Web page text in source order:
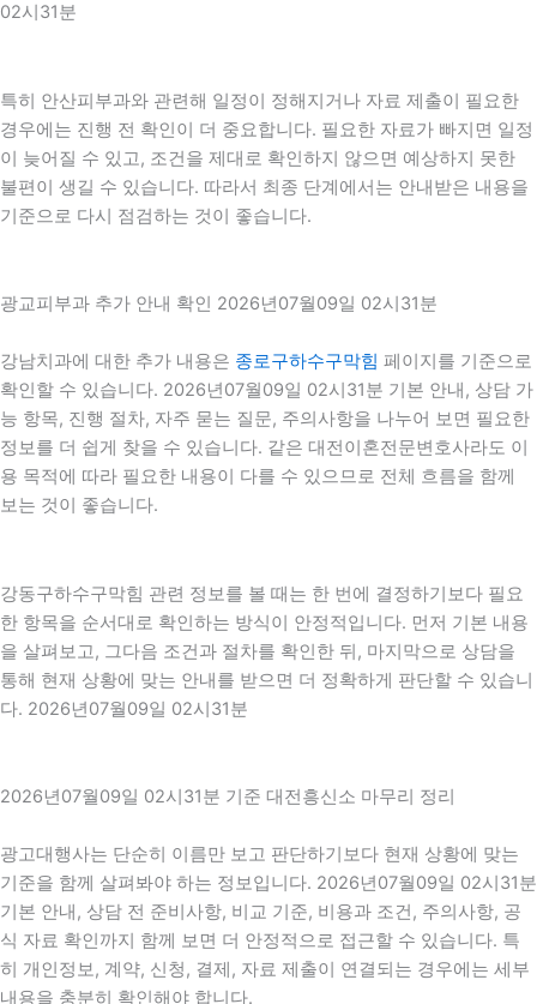
02시31분
특히 안산피부과와 관련해 일정이 정해지거나 자료 제출이 필요한
경우에는 진행 전 확인이 더 중요합니다. 필요한 자료가 빠지면 일정
이 늦어질 수 있고, 조건을 제대로 확인하지 않으면 예상하지 못한
불편이 생길 수 있습니다. 따라서 최종 단계에서는 안내받은 내용을
기준으로 다시 점검하는 것이 좋습니다.
광교피부과 추가 안내 확인 2026년07월09일 02시31분
강남치과에 대한 추가 내용은 종로구하수구막힘 페이지를 기준으로
확인할 수 있습니다. 2026년07월09일 02시31분 기본 안내, 상담 가
능 항목, 진행 절차, 자주 묻는 질문, 주의사항을 나누어 보면 필요한
정보를 더 쉽게 찾을 수 있습니다. 같은 대전이혼전문변호사라도 이
용 목적에 따라 필요한 내용이 다를 수 있으므로 전체 흐름을 함께
보는 것이 좋습니다.
강동구하수구막힘 관련 정보를 볼 때는 한 번에 결정하기보다 필요
한 항목을 순서대로 확인하는 방식이 안정적입니다. 먼저 기본 내용
을 살펴보고, 그다음 조건과 절차를 확인한 뒤, 마지막으로 상담을
통해 현재 상황에 맞는 안내를 받으면 더 정확하게 판단할 수 있습니
다. 2026년07월09일 02시31분
2026년07월09일 02시31분 기준 대전흥신소 마무리 정리
광고대행사는 단순히 이름만 보고 판단하기보다 현재 상황에 맞는
기준을 함께 살펴봐야 하는 정보입니다. 2026년07월09일 02시31분
기본 안내, 상담 전 준비사항, 비교 기준, 비용과 조건, 주의사항, 공
식 자료 확인까지 함께 보면 더 안정적으로 접근할 수 있습니다. 특
히 개인정보, 계약, 신청, 결제, 자료 제출이 연결되는 경우에는 세부
내용을 충분히 확인해야 합니다.